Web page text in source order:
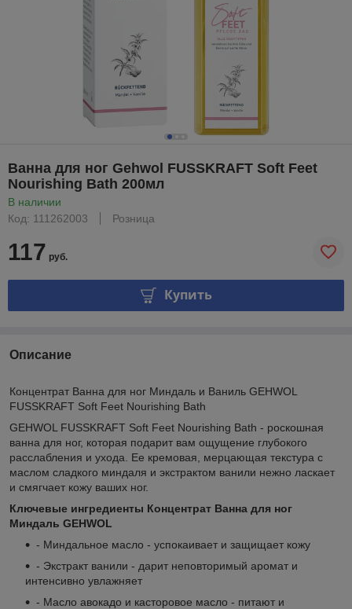
Ванна для ног Gehwol FUSSKRAFT Soft Feet
Nourishing Bath 200мл
В наличии
Код: 111262003
Розница
117 руб.
Купить
Описание
Концентрат Ванна для ног Миндаль и Ваниль GEHWOL
FUSSKRAFT Soft Feet Nourishing Bath
GEHWOL FUSSKRAFT Soft Feet Nourishing Bath - роскошная
ванна для ног, которая подарит вам ощущение глубокого
расслабления и ухода. Ее кремовая, мерцающая текстура с
маслом сладкого миндаля и экстрактом ванили нежно ласкает
и смягчает кожу ваших ног.
Ключевые ингредиенты Концентрат Ванна для ног
Миндаль GEHWOL
- Миндальное масло - успокаивает и защищает кожу
- Экстракт ванили - дарит неповторимый аромат и
интенсивно увлажняет
- Масло авокадо и касторовое масло - питают и